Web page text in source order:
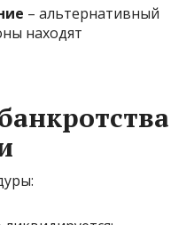
– альтернативный
находят